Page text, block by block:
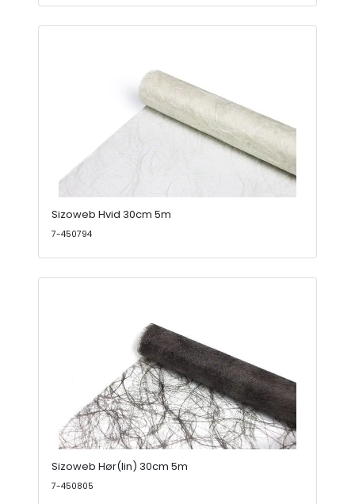
Sizoweb Hvid 30cm 5m
7-450794
Sizoweb Hør(lin) 30cm 5m
7-450805